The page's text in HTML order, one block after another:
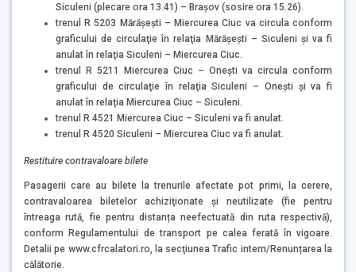
Siculeni (plecare ora 13.41) – Braşov (sosire ora 15.26).
trenul R 5203 Mărășești – Miercurea Ciuc va circula conform
graficului de circulaţie în relaţia Mărăşeşti – Siculeni şi va fi
anulat în relaţia Siculeni – Miercurea Ciuc.
trenul R 5211 Miercurea Ciuc – Onești va circula conform
graficului de circulaţie în relaţia Siculeni – Oneşti şi va fi
anulat în relaţia Miercurea Ciuc – Siculeni.
trenul R 4521 Miercurea Ciuc – Siculeni va fi anulat.
trenul R 4520 Siculeni – Miercurea Ciuc va fi anulat.
Restituire contravaloare bilete
Pasagerii care au bilete la trenurile afectate pot primi, la cerere,
contravaloarea biletelor achiziţionate şi neutilizate (fie pentru
întreaga rută, fie pentru distanța neefectuată din ruta respectivă),
conform Regulamentului de transport pe calea ferată în vigoare.
Detalii pe www.cfrcalatori.ro, la secţiunea Trafic intern/Renunțarea la
călătorie.